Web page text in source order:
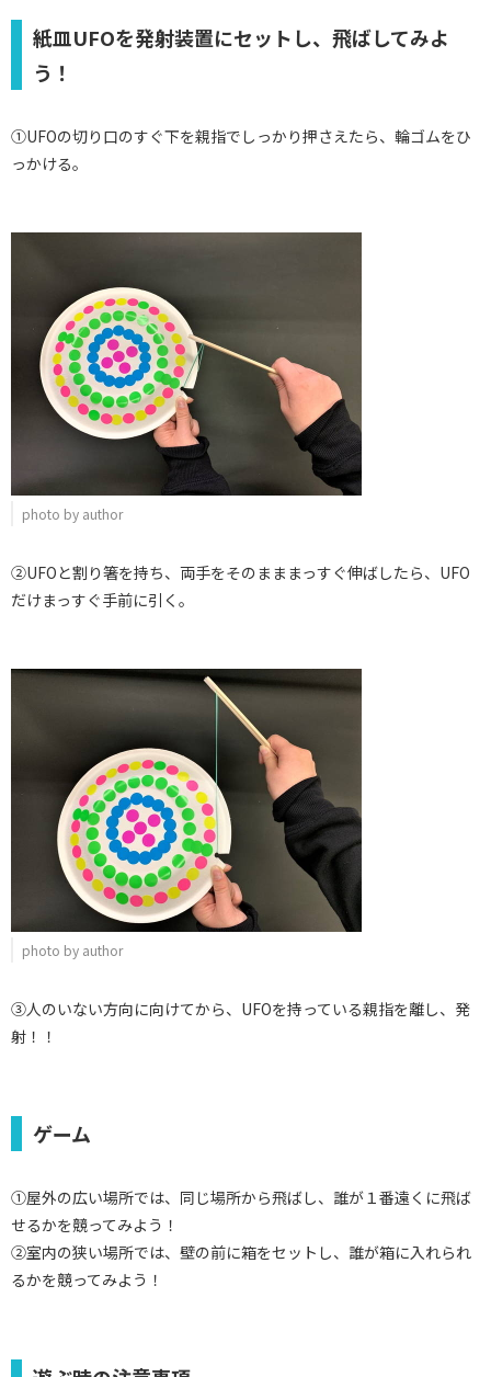
紙皿UFOを発射装置にセットし、飛ばしてみよ
う！
①UFOの切り口のすぐ下を親指でしっかり押さえたら、輪ゴムをひ
っかける。
photo by author
②UFOと割り箸を持ち、両手をそのまままっすぐ伸ばしたら、UFO
だけまっすぐ手前に引く。
photo by author
③人のいない方向に向けてから、UFOを持っている親指を離し、発
射！！
ゲーム
①屋外の広い場所では、同じ場所から飛ばし、誰が１番遠くに飛ば
せるかを競ってみよう！
②室内の狭い場所では、壁の前に箱をセットし、誰が箱に入れられ
るかを競ってみよう！